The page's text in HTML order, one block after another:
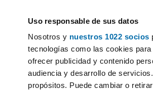
Uso responsable de sus datos
Nosotros y nuestros 1022 socios
tecnologías como las cookies
ofrecer publicidad y contenido
audiencia y desarrollo de
propósitos. Puede cambiar o
Alquiler Pisos Magdalena (san martiño de san martiño